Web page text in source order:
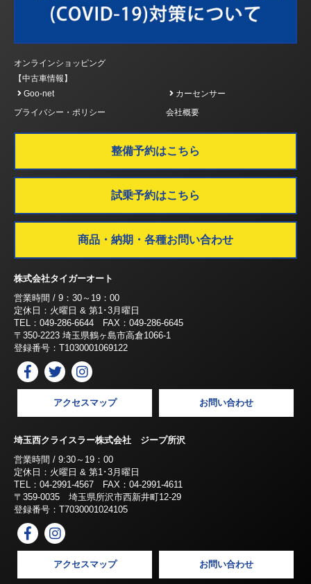
オンラインショッピング
【中古車情報】
Goo-net
カーセンサー
プライバシー・ポリシー
会社概要
整備予約はこちら
試乗予約はこちら
商品・納期・各種お問い合わせ
株式会社タイガーオート
営業時間 / 9：30～19：00
定休日：火曜日 & 第1･3月曜日
TEL：049-286-6644 FAX：049-286-6645
〒350-2223 埼玉県鶴ヶ島市高倉1066-1
登録番号：T1030001069122
アクセスマップ お問い合わせ
埼玉西クライスラー株式会社 ジープ所沢
営業時間 / 9:30～19：00
定休日：火曜日 & 第1･3月曜日
TEL：04-2991-4567 FAX：04-2991-4611
〒359-0035 埼玉県所沢市西新井町12-29
登録番号：T7030001024105
アクセスマップ お問い合わせ